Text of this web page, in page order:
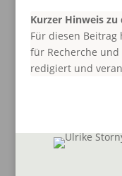
Kurzer Hinweis
Für diesen Beitrag
für Recherche
redigiert und